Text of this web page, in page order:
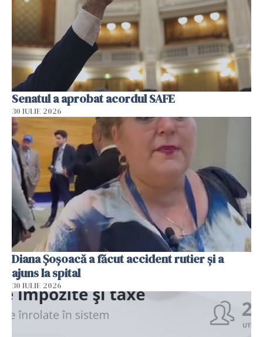
Senatul a aprobat acordul SAFE
30 IULIE 2026
Diana Șoșoacă a făcut accident rutier și a
ajuns la spital
30 IULIE 2026